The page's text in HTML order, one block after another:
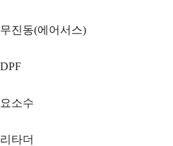
무진동(에어서스)
DPF
요소수
리타더